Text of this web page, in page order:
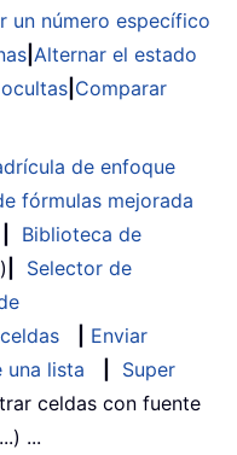
un número específico
Alternar el estado
Comparar
de enfoque
fórmulas mejorada
Biblioteca de
Selector de
Enviar
una lista
Super
celdas con fuente
...